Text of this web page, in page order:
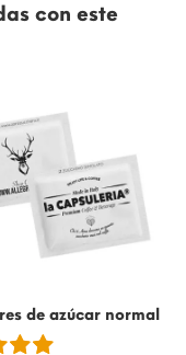
con este
de azúcar normal